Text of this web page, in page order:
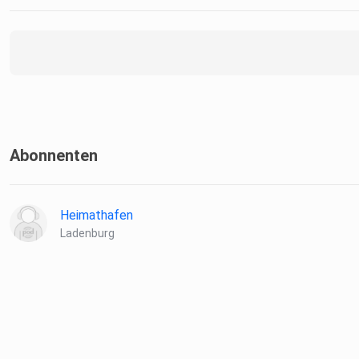
Abonnenten
Heimathafen
Ladenburg